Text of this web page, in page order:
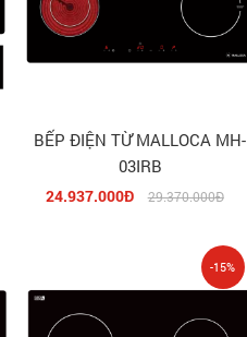
BẾP ĐIỆN TỪ MALLOCA MH-
03IRB
24.937.000Đ 29.370.000Đ
-15%